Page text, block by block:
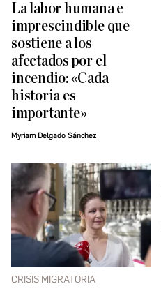
La labor humana e
imprescindible que
sostiene a los
afectados por el
incendio: «Cada
historia es
importante»
Myriam Delgado Sánchez
CRISIS MIGRATORIA